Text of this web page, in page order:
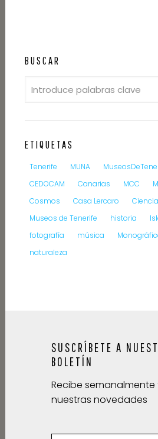
BUSCAR
ETIQUETAS
Tenerife MUNA
CEDOCAM
Canarias MCC
Cosmos
Casa Lercaro
Museos de Tenerife
historia
fotografía
música
naturaleza
SUSCRÍBETE A
BOLETÍN
Recibe
nuestras novedades